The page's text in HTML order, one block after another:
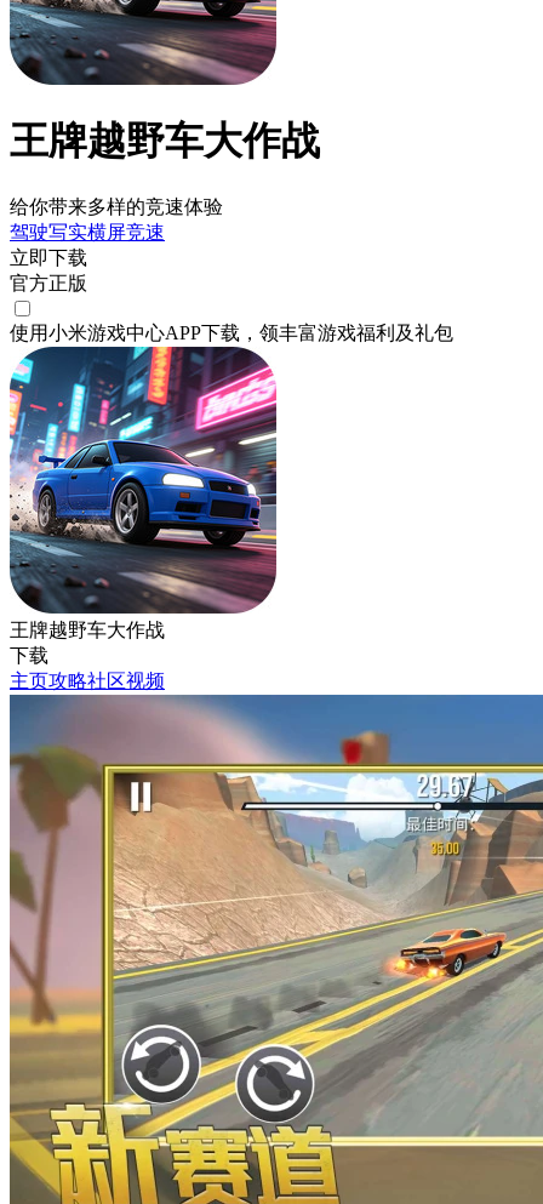
王牌越野车大作战
给你带来多样的竞速体验
驾驶写实横屏竞速
立即下载
官方正版
使用小米游戏中心APP下载 ，领丰富游戏福利 及礼包
王牌越野车大作战
下载
主页攻略社区视频